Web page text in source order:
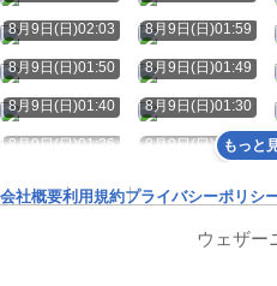
8月9日(日)02:03 8月9日(日)01:59
8月9日(日)01:50 8月9日(日)01:49
8月9日(日)01:40 8月9日(日)01:30
8月9日(日)01:26 8月9日(日)01:26
もっと
会社概要利用規約プライバシーポリシ
ウェザー